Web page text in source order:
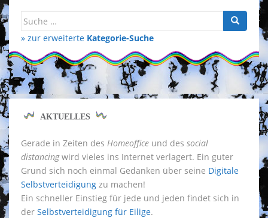
Suche
» zur erweiterte Kategorie-Suche
AKTUELLES
Gerade in Zeiten des Homeoffice und des social
distancingwird vieles ins Internet verlagert. Ein guter
Grund sich noch einmal Gedanken über seine Digitale
Selbstverteidigung zu machen!
Ein schneller Einstieg für jede und jeden findet sich in
der Selbstverteidigung für Eilige.